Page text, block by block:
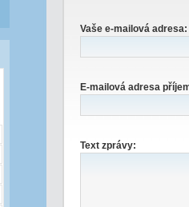
Vaše e-mailová adresa:
E-mailová adresa
Text zprávy: